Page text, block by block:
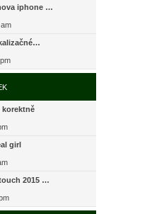
í
ř
í
p
v
e
iphone …
korektně
girl
2015 …